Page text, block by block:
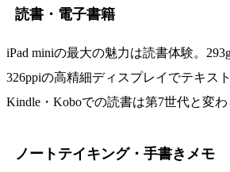
読書・電子書籍
iPad miniの最大の魅力は読書体験。
326ppiの高精細ディスプレイでテキス
Kindle・Koboでの読書は第7世代と変わ
ノートテイキング・手書きメモ